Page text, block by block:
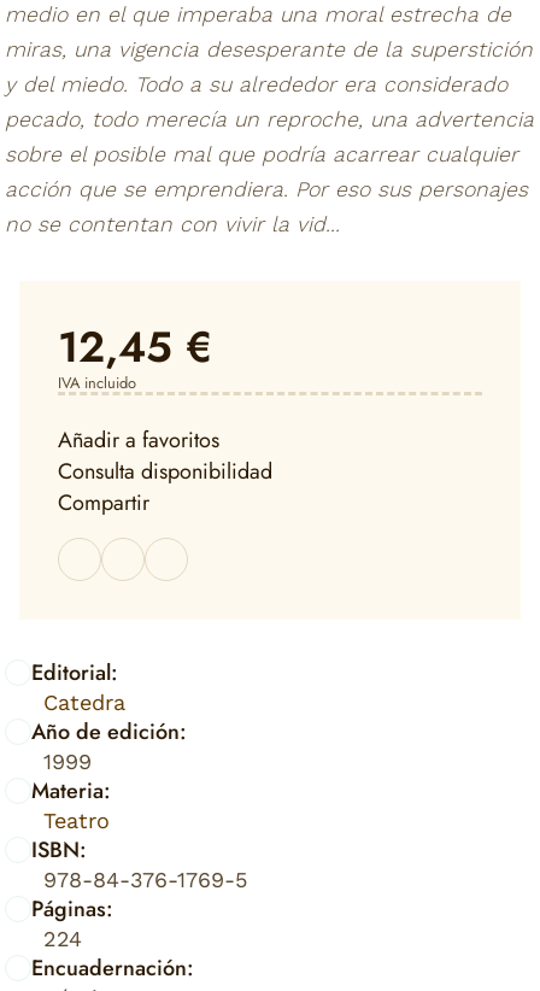
medio en el que imperaba una moral estrecha de
miras, una vigencia desesperante de la superstición
y del miedo. Todo a su alrededor era considerado
pecado, todo merecía un reproche, una advertencia
sobre el posible mal que podría acarrear cualquier
acción que se emprendiera. Por eso sus personajes
no se contentan con vivir la vid...
Editorial:
Catedra
Año de edición:
1999
Materia:
Teatro
ISBN:
978-84-376-1769-5
Páginas:
224
Encuadernación:
12,45 €
IVA incluido
Añadir a favoritos
Consulta disponibilidad
Compartir